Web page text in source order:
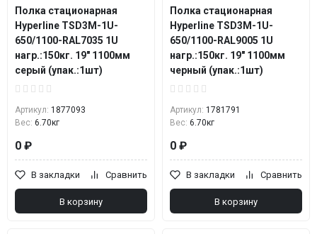
Полка стационарная
Hyperline TSD3M-1U-
650/1100-RAL7035 1U
нагр.:150кг. 19" 1100мм
серый (упак.:1шт)
Артикул: 1877093
Вес: 6.70кг
0 ₽
В закладки Сравнить
В корзину
Полка стационарная
Hyperline TSD3M-1U-
650/1100-RAL9005 1U
нагр.:150кг. 19" 1100мм
черный (упак.:1шт)
Артикул: 1781791
Вес: 6.70кг
0 ₽
В закладки Сравнить
В корзину